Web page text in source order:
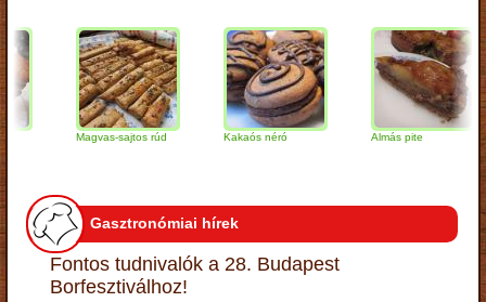
Magvas-sajtos rúd Kakaós néró Almás pite
Gasztronómiai hírek
Fontos tudnivalók a 28. Budapest
Borfesztiválhoz!